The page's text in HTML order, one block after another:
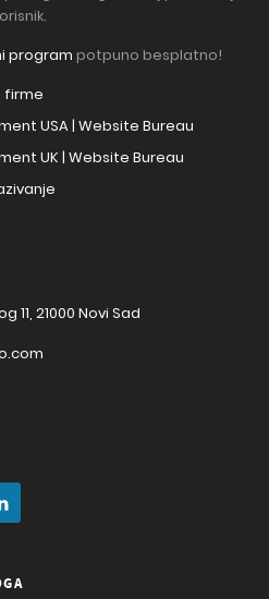
program potpuno besplatno!
firme
USA | Website Bureau
UK | Website Bureau
11, 21000 Novi Sad